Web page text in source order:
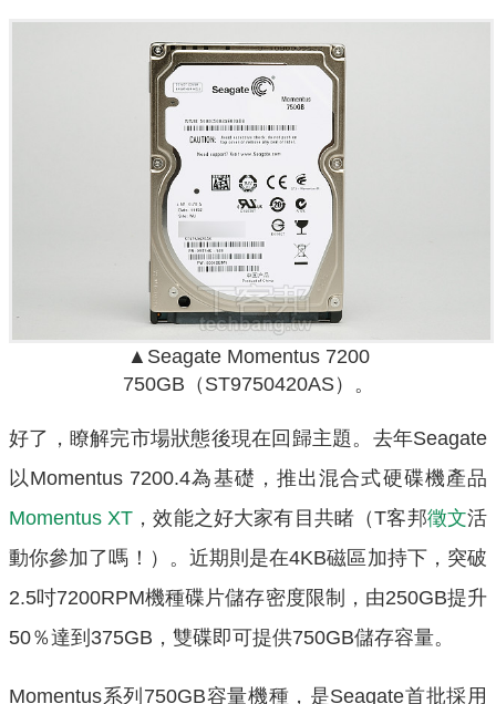
▲Seagate Momentus 7200
750GB（ST9750420AS）。
好了，瞭解完市場狀態後現在回歸主題。去年Seagate
以Momentus 7200.4為基礎，推出混合式硬碟機產品
Momentus XT ，效能之好大家有目共睹（T客邦徵文活
動你參加了嗎！）。近期則是在4KB磁區加持下，突破
2.5吋7200RPM機種碟片儲存密度限制，由250GB提升
50％達到375GB，雙碟即可提供750GB儲存容量。
Momentus系列750GB容量機種，是Seagate首批採用